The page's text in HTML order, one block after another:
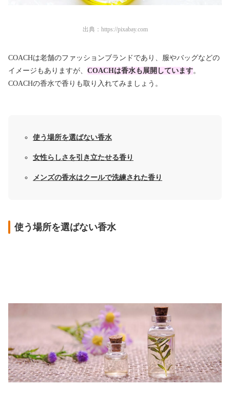
出典： https://pixabay.com
COACHは老舗のファッションブランドであり、服やバッグなどの
イメージもありますが、 COACHは香水も展開しています。
COACHの香水で香りも取り入れてみましょう。
使う場所を選ばない香水
女性らしさを引き立たせる香り
メンズの香水はクールで洗練された香り
使う場所を選ばない香水